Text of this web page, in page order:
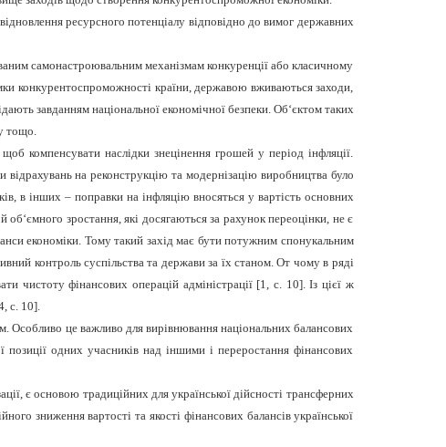
ресурсного потенціалу відповідно до вимог державних
самонастроювальним механізмам конкуренції або класичному
конкурентоспроможності країни, державою вживаються заходи,
завданням національної економічної безпеки. Об‘єктом таких
тощо.
компенсувати наслідки знецінення грошей у період інфляції.
відрахувань на реконструкцію та модернізацію виробництва було
в інших – поправки на інфляцію вносяться у вартість основних
зростання, які досягаються за рахунок переоцінки, не є
економіки. Тому такий захід має бути потужним спонукальним
контроль суспільства та держави за їх станом. От чому в ряді
чистоту фінансових операцій адміністрації [1, с. 10]. Із цієї ж
с. 10].
Особливо це важливо для вирівнювання національних балансових
позиції одних учасників над іншими і переростання фінансових
є основою традиційних для української дійсності трансферних
зниження вартості та якості фінансових балансів української